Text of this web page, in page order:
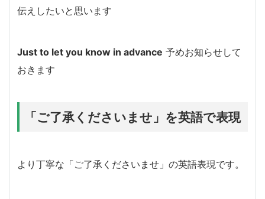
伝えしたいと思います
Just to let you know in advance 予めお知らせして
おきます
「ご了承くださいませ」を英語で表現
より丁寧な「ご了承くださいませ」の英語表現です。